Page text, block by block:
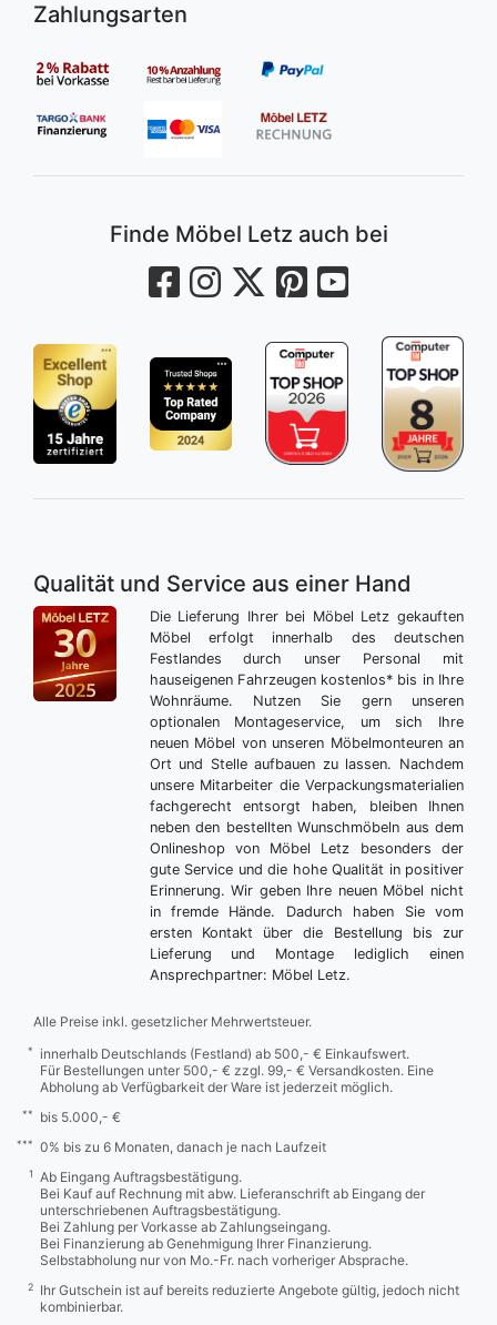
Zahlungsarten
Finde Möbel Letz auch bei
Qualität und Service aus einer Hand
Die Lieferung Ihrer bei Möbel Letz gekauften
Möbel erfolgt innerhalb des deutschen
Festlandes durch unser Personal mit
hauseigenen Fahrzeugen kostenlos* bis in Ihre
Wohnräume. Nutzen Sie gern unseren
optionalen Montageservice, um sich Ihre
neuen Möbel von unseren Möbelmonteuren an
Ort und Stelle aufbauen zu lassen. Nachdem
unsere Mitarbeiter die Verpackungsmaterialien
fachgerecht entsorgt haben, bleiben Ihnen
neben den bestellten Wunschmöbeln aus dem
Onlineshop von Möbel Letz besonders der
gute Service und die hohe Qualität in positiver
Erinnerung. Wir geben Ihre neuen Möbel nicht
in fremde Hände. Dadurch haben Sie vom
ersten Kontakt über die Bestellung bis zur
Lieferung und Montage lediglich einen
Ansprechpartner: Möbel Letz.
Alle Preise inkl. gesetzlicher Mehrwertsteuer.
*
innerhalb Deutschlands (Festland) ab 500,- € Einkaufswert.
Für Bestellungen unter 500,- € zzgl. 99,- € Versandkosten. Eine
Abholung ab Verfügbarkeit der Ware ist jederzeit möglich.
** bis 5.000,- €
*** 0% bis zu 6 Monaten, danach je nach Laufzeit
1
Ab Eingang Auftragsbestätigung.
Bei Kauf auf Rechnung mit abw. Lieferanschrift ab Eingang der
unterschriebenen Auftragsbestätigung.
Bei Zahlung per Vorkasse ab Zahlungseingang.
Bei Finanzierung ab Genehmigung Ihrer Finanzierung.
Selbstabholung nur von Mo.-Fr. nach vorheriger Absprache.
2
Ihr Gutschein ist auf bereits reduzierte Angebote gültig, jedoch nicht
kombinierbar.